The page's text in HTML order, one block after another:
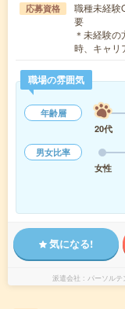
応募資格
職種未経験
要
＊未経験
時、キャリ
職場の雰囲気
年齢層
20代
男女比率
女性
気になる!
派遣会社 パーソルテ